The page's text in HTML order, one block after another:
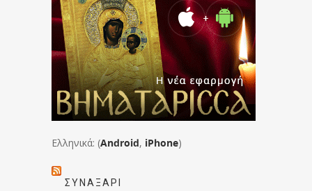
Ελληνικά: (Android, iPhone)
ΣΥΝΑΞΆΡΙ